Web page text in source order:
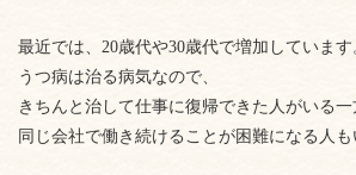
最近では、20歳代や30歳代で増加しています
うつ病は治る病気なので、
きちんと治して仕事に復帰できた人がいる一
同じ会社で働き続けることが困難になる人も